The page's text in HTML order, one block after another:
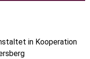
in Kooperation